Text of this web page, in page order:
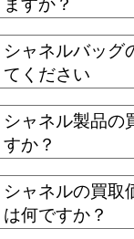
ますか？
シャネルバッグ
てください
シャネル製品の
すか？
シャネルの買取
は何ですか？